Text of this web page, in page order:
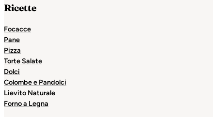
Ricette
Focacce
Pane
Pizza
Torte Salate
Dolci
Colombe e Pandolci
Lievito Naturale
Forno a Legna